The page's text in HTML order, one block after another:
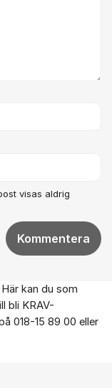
visas aldrig
Kommentera
kan du som
bli KRAV-
018-15 89 00 eller